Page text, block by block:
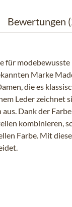
Bewertungen
für
Marke
die es
Leder zeichnet
Dank der
kombinieren,
Farbe. Mit